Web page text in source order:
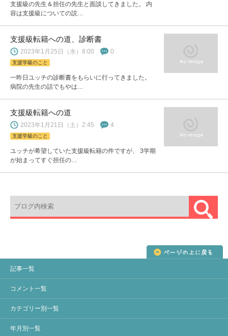
支援級の先生＆担任の先生と面談してきました。 内
容は支援級についての説…
支援級転籍への道、診断書
2023年1月25日（水）8:00 0
支援学級のこと
一昨日ユッチの診断書をもらいに行ってきました。
病院の先生の話でもやは…
支援級転籍への道
2023年1月21日（土）2:45 4
支援学級のこと
ユッチが希望していた支援級転籍の件ですが、 3学期
が始まってすぐ担任の…
記事一覧
コメント一覧
カテゴリー別一覧
年月別一覧